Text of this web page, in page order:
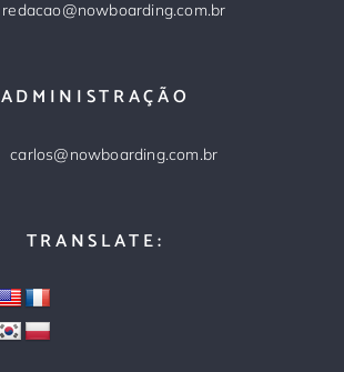
redacao@nowboarding.com.br
ADMINISTRAÇÃO
carlos@nowboarding.com.br
TRANSLATE: